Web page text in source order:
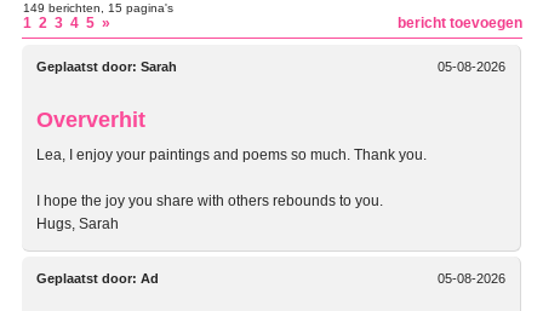
149 berichten, 15 pagina's
bericht toevoegen
1 2 3 4 5 »
05-08-2026
Geplaatst door: Sarah
Oververhit
Lea, I enjoy your paintings and poems so much. Thank you.
I hope the joy you share with others rebounds to you.
Hugs, Sarah
05-08-2026
Geplaatst door: Ad